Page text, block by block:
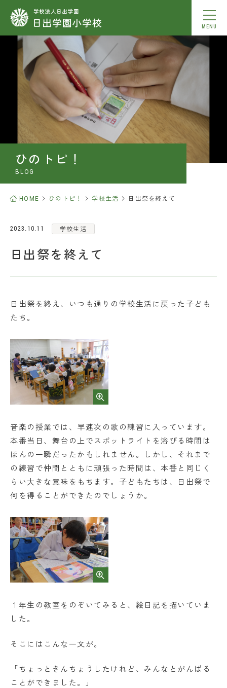
MENU
学校紹介
教育内容
学校生活
入学案内
お知らせ
ひのトピ！
中学校合格実績
各種お問い合わせ
アクセス
在校生・保護者の皆さま
採用情報
学校法人日出学園
日出学園幼稚園
日出学園中学校・高等学校
日出学園同窓会
このサイトについて
ひのトピ！
BLOG
HOME ひのトピ！ 学校生活 日出祭を終えて
2023.10.11 学校生活
日出祭を終えて
日出祭を終え、いつも通りの学校生活に戻った子ども
たち。
音楽の授業では、早速次の歌の練習に入っています。
本番当日、舞台の上でスポットライトを浴びる時間は
ほんの一瞬だったかもしれません。しかし、それまで
の練習で仲間とともに頑張った時間は、本番と同じく
らい大きな意味をもちます。子どもたちは、日出祭で
何を得ることができたのでしょうか。
１年生の教室をのぞいてみると、絵日記を描いていま
した。
そこにはこんな一文が。
「ちょっときんちょうしたけれど、みんなとがんばる
ことができました。」